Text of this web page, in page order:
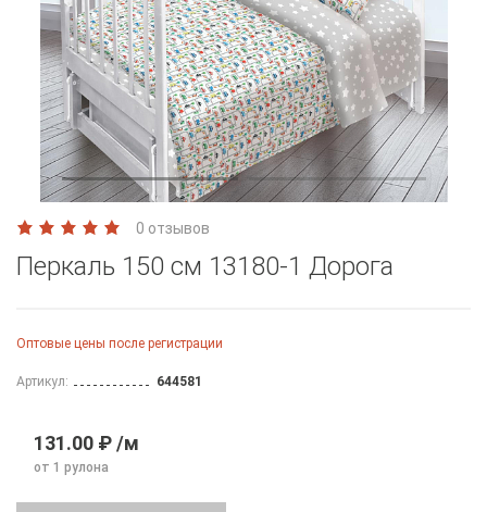
0 отзывов
Перкаль 150 см 13180-1 Дорога
Оптовые цены после регистрации
Артикул: 644581
131.00 ₽ /м
от 1 рулона